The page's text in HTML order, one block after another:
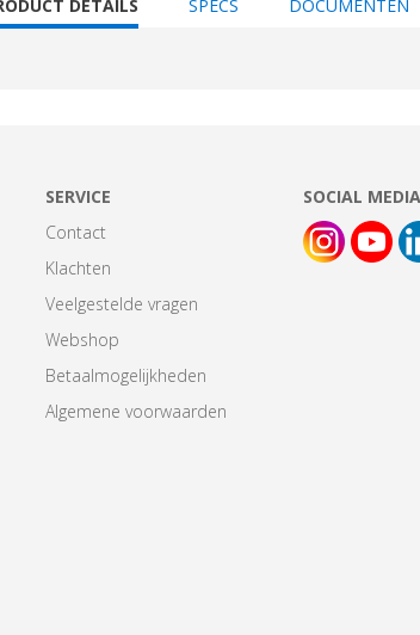
DETAILS SPECS DOCUMENTEN
SERVICE
Contact
Klachten
Veelgestelde vragen
Webshop
Betaalmogelijkheden
Algemene voorwaarden
SOCIAL MEDIA